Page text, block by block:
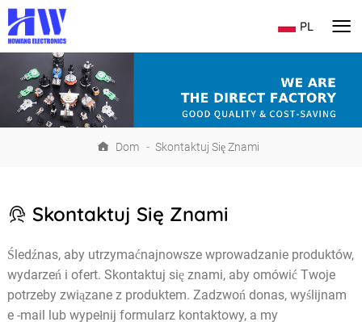
PL
Dom - Skontaktuj Się Znami
Skontaktuj Się Znami
Śledźnas, aby utrzymaćnajnowsze wprowadzanie produktów,
wydarzeń i ofert. Skontaktuj się znami, aby omówić Twoje
potrzeby związane z produktem. Zadzwoń donas, wyślijnam
e -mail lub wypełnij formularz kontaktowy, a my